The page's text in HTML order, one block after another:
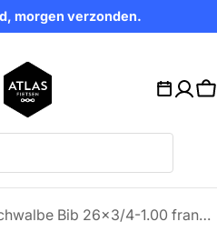
morgen verzonden.
Schwalbe Bib 26x3/4-1.00 frans 40mm 20/25-559/571